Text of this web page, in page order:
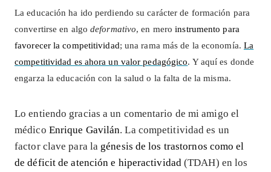
La educación ha ido perdiendo su carácter de formación para
convertirse en algodeformativo, en mero instrumento para
favorecer la competitividad; una rama más de la economía. La
competitividad es ahora un valor pedagógico. Y aquí es donde
engarza la educación con la salud o la falta de la misma.
Lo entiendo gracias a un comentario de mi amigo el
médico Enrique Gavilán. La competitividad es un
factor clave para la génesis de los trastornos como el
de déficit de atención e hiperactividad (TDAH) en los